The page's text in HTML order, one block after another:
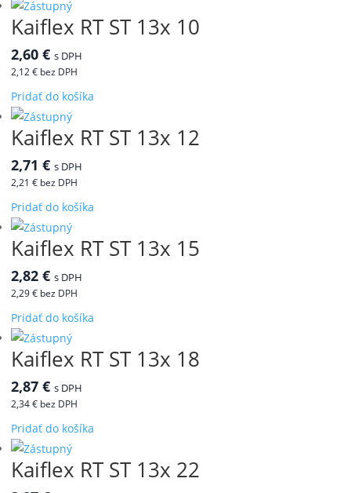
Kaiflex RT ST 13x 10
2,60 € s DPH
2,12€ bez DPH
Pridať do košíka
Kaiflex RT ST 13x 12
2,71 € s DPH
2,21 € bez DPH
Pridať do košíka
Kaiflex RT ST 13x 15
2,82 € s DPH
2,29€ bez DPH
Pridať do košíka
Kaiflex RT ST 13x 18
2,87 € s DPH
2,34€ bez DPH
Pridať do košíka
Kaiflex RT ST 13x 22